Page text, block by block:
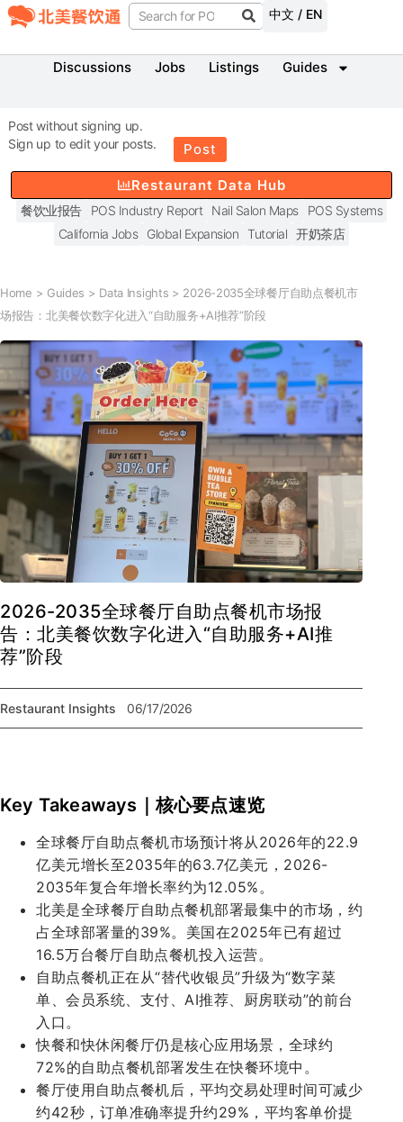
中文 / EN
Discussions Jobs Listings Guides
Post without signing up.
Sign up to edit your posts.
Post
Restaurant Data Hub
餐饮业报告 POS Industry Report Nail Salon Maps
POS Systems
California Jobs
Global Expansion Tutorial 开奶茶店
Home > Guides > Data Insights > 2026-2035全球餐厅自助点餐机市
场报告：北美餐饮数字化进入“自助服务+AI推荐”阶段
2026-2035全球餐厅自助点餐机市场报
告：北美餐饮数字化进入“自助服务+AI推
荐”阶段
Restaurant Insights 06/17/2026
Key Takeaways｜核心要点速览
全球餐厅自助点餐机市场预计将从2026年的22.9
亿美元增长至2035年的63.7亿美元，2026-
2035年复合年增长率约为12.05%。
北美是全球餐厅自助点餐机部署最集中的市场，约
占全球部署量的39%。美国在2025年已有超过
16.5万台餐厅自助点餐机投入运营。
自助点餐机正在从“替代收银员”升级为“数字菜
单、会员系统、支付、AI推荐、厨房联动”的前台
入口。
快餐和快休闲餐厅仍是核心应用场景，全球约
72%的自助点餐机部署发生在快餐环境中。
餐厅使用自助点餐机后，平均交易处理时间可减少
约42秒，订单准确率提升约29%，平均客单价提